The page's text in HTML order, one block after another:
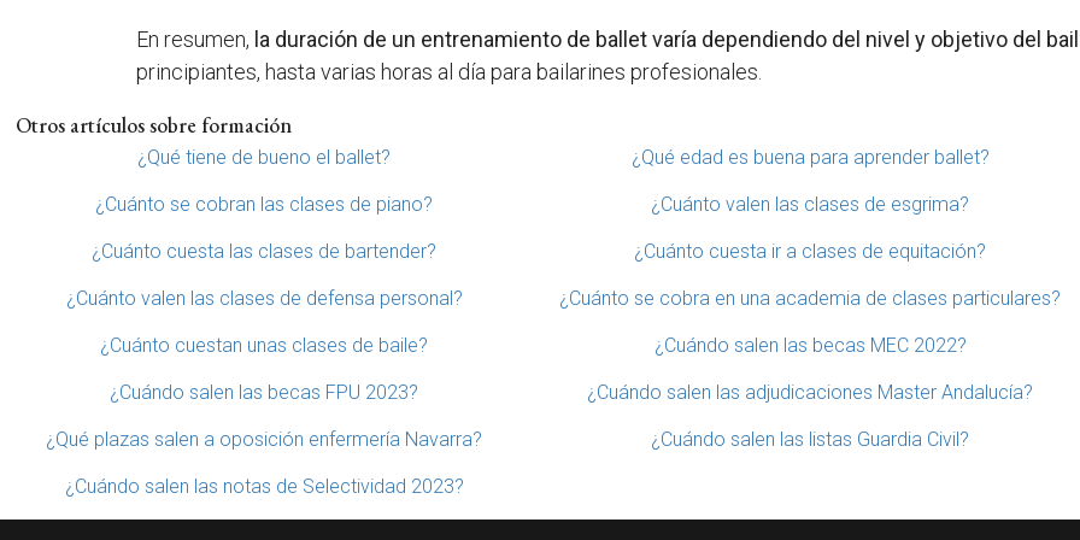
En resumen, la duración de un entrenamiento de ballet varía dependiendo del nivel y objetivo del
principiantes, hasta varias horas al día para bailarines profesionales.
Otros artículos sobre formación
¿Qué tiene de bueno el ballet? ¿Qué edad es buena para aprender ballet?
¿Cuánto se cobran las clases de piano? ¿Cuánto valen las clases de esgrima?
¿Cuánto cuesta las clases de bartender? ¿Cuánto cuesta ir a clases de equitación?
¿Cuánto valen las clases de defensa personal? ¿Cuánto se cobra en una academia de clases particulares?
¿Cuánto cuestan unas clases de baile? ¿Cuándo salen las becas MEC 2022?
¿Cuándo salen las becas FPU 2023? ¿Cuándo salen las adjudicaciones Master Andalucía?
¿Qué plazas salen a oposición enfermería Navarra? ¿Cuándo salen las listas Guardia Civil?
¿Cuándo salen las notas de Selectividad 2023?